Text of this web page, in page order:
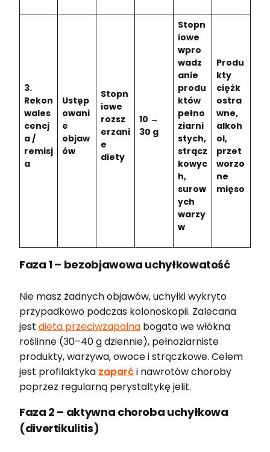
3.
Rekon
wales
cencj
a /
remisj
a
Ustęp
owani
e
objaw
ów
Stopn
iowe
rozsz
erzani
e
diety
10 →
30 g
Stopn
iowe
wpro
wadz
anie
produ
któw
pełno
ziarni
stych,
strącz
kowyc
h,
surow
ych
warzy
w
Produ
kty
ciężk
ostra
wne,
alkoh
ol,
przet
worzo
ne
mięso
Faza 1 – bezobjawowa uchyłkowatość
Nie masz żadnych objawów, uchyłki wykryto
przypadkowo podczas kolonoskopii. Zalecana
jest dieta przeciwzapalna bogata we włókna
roślinne (30–40 g dziennie), pełnoziarniste
produkty, warzywa, owoce i strączkowe. Celem
jest profilaktyka zaparći nawrotów choroby
poprzez regularną perystaltykę jelit.
Faza 2 – aktywna choroba uchyłkowa
(divertikulitis)